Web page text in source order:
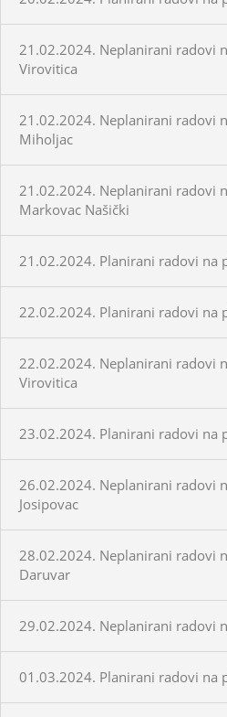
21.02.2024. Neplanirani radovi
Virovitica
21.02.2024. Neplanirani radovi
Miholjac
21.02.2024. Neplanirani radovi
Markovac Našički
21.02.2024. Planirani radovi na
22.02.2024. Planirani radovi na
22.02.2024. Neplanirani radovi
Virovitica
23.02.2024. Planirani radovi na
26.02.2024. Neplanirani radovi
Josipovac
28.02.2024. Neplanirani radovi
Daruvar
29.02.2024. Neplanirani radovi
01.03.2024. Planirani radovi na